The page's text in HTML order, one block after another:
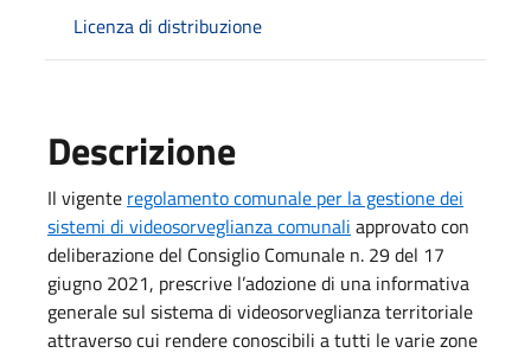
Licenza di distribuzione
Descrizione
Il vigente regolamento comunale per la gestione dei
sistemi di videosorveglianza comunali approvato con
deliberazione del Consiglio Comunale n. 29 del 17
giugno 2021, prescrive l’adozione di una informativa
generale sul sistema di videosorveglianza territoriale
attraverso cui rendere conoscibili a tutti le varie zone